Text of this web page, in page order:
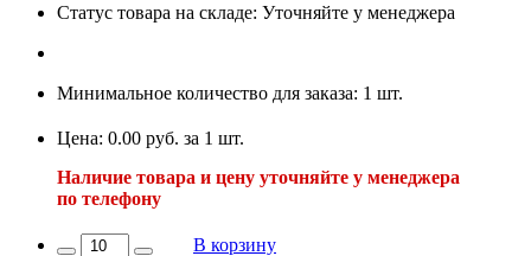
Статус товара на складе: Уточняйте у менеджера
Минимальное количество для заказа: 1 шт.
Цена: 0.00 руб. за 1 шт.
Наличие товара и цену уточняйте у менеджера
по телефону
В корзину